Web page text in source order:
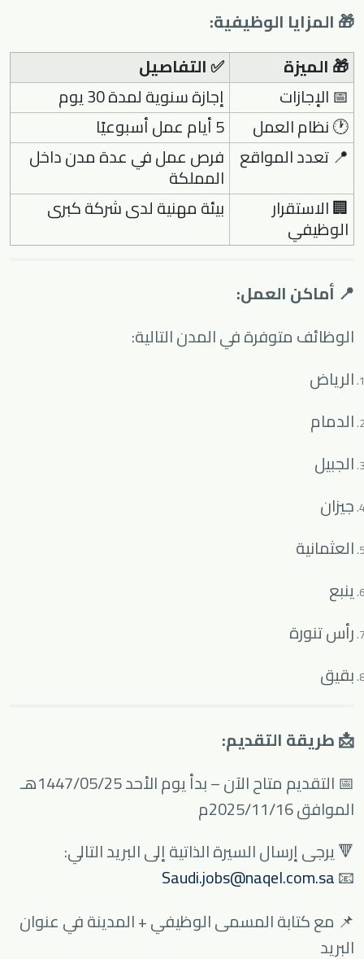
🎁 المزايا الوظيفية:
🎁 الميزة
✅ التفاصيل
📅 الإجازات
إجازة سنوية لمدة 30 يوم
🕐 نظام العمل
5 أيام عمل أسبوعيًا
📍 تعدد المواقع فرص عمل في عدة مدن داخل
المملكة
🏢 الاستقرار
الوظيفي
بيئة مهنية لدى شركة كبرى
📍 أماكن العمل:
الوظائف متوفرة في المدن التالية:
الرياض
الدمام
الجبيل
جيزان
العثمانية
ينبع
رأس تنورة
بقيق
📩 طريقة التقديم:
📅 التقديم متاح الآن – بدأ يوم الأحد 1447/05/25هـ
الموافق 2025/11/16م
🔻 يرجى إرسال السيرة الذاتية إلى البريد التالي:
📧
Saudi.jobs@naqel.com.sa
📌 مع كتابة المسمى الوظيفي + المدينة في عنوان
البريد